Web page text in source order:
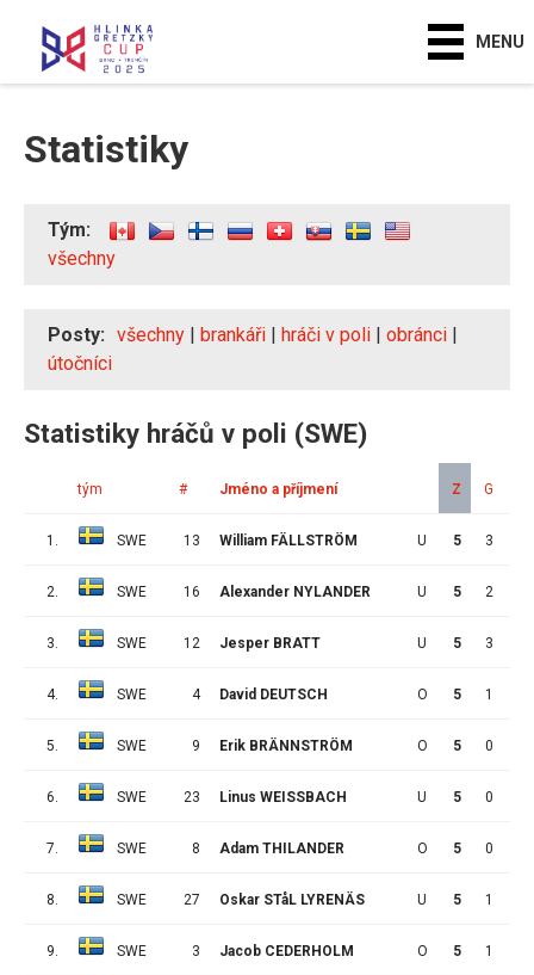
MENU
Statistiky
Tým:
všechny
Posty: všechny | brankáři | hráči v poli | obránci |
útočníci
Statistiky hráčů v poli (SWE)
tým # Jméno a příjmení Z G
1. SWE 13 William FÄLLSTRÖM U 5 3
2. SWE 16 Alexander NYLANDER U 5 2
3. SWE 12 Jesper BRATT U 5 3
4. SWE 4 David DEUTSCH O 5 1
5. SWE 9 Erik BRÄNNSTRÖM O 5 0
6. SWE 23 Linus WEISSBACH U 5 0
7. SWE 8 Adam THILANDER O 5 0
8. SWE 27 Oskar STåL LYRENÄS U 5 1
9. SWE 3 Jacob CEDERHOLM O 5 1